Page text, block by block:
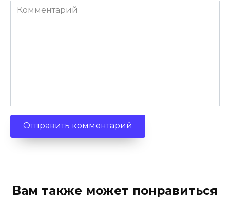
Комментарий
Вам также может понравиться